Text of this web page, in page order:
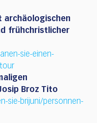
archäologischen
frühchristlicher
sie-einen-
Broz Tito
sie-brijuni/personnen-